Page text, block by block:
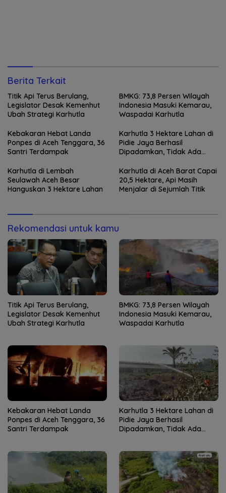
Berita Terkait
Titik Api Terus Berulang,
Legislator Desak Kemenhut
Ubah Strategi Karhutla
BMKG: 73,8 Persen Wilayah
Indonesia Masuki Kemarau,
Waspadai Karhutla
Kebakaran Hebat Landa
Ponpes di Aceh Tenggara, 36
Santri Terdampak
Karhutla 3 Hektare Lahan di
Pidie Jaya Berhasil
Dipadamkan, Tidak Ada
Karhutla di Lembah
Seulawah Aceh Besar
Hanguskan 3 Hektare Lahan
Karhutla di Aceh Barat Capai
20,5 Hektare, Api Masih
Menjalar di Sejumlah Titik
Rekomendasi untuk kamu
Titik Api Terus Berulang,
Legislator Desak Kemenhut
Ubah Strategi Karhutla
BMKG: 73,8 Persen Wilayah
Indonesia Masuki Kemarau,
Waspadai Karhutla
Kebakaran Hebat Landa
Ponpes di Aceh Tenggara, 36
Santri Terdampak
Karhutla 3 Hektare Lahan di
Pidie Jaya Berhasil
Dipadamkan, Tidak Ada